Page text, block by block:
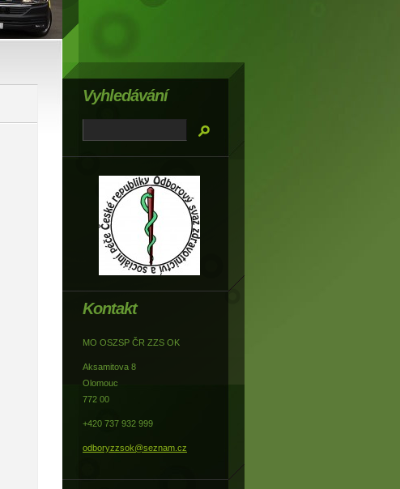
Kontakt
MO OSZSP ČR ZZS OK
Aksamitova 8
Olomouc
772 00
+420 737 932 999
odboryzzsok@seznam.cz
Vyhledávání